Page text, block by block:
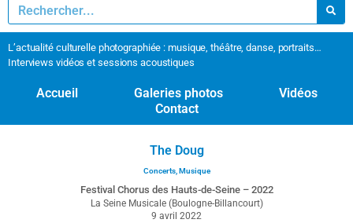
L’actualité culturelle photographiée : musique, théâtre, danse, portraits…
Interviews vidéos et sessions acoustiques
Accueil Galeries photos
Vidéos
Contact
The Doug
Concerts,Musique
Festival Chorus des Hauts-de-Seine – 2022
La Seine Musicale (Boulogne-Billancourt)
9 avril 2022